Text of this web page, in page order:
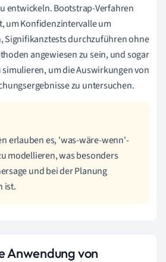
entwickeln. Bootstrap-Verfahren
um Konfidenzintervalle um
Signifikanztests durchzuführen ohne
angewiesen zu sein, und sogar
simulieren, um die Auswirkungen von
zu untersuchen.
erlauben es, 'was-wäre-wenn'-
modellieren, was besonders
und bei der Planung
ist.
Anwendung von